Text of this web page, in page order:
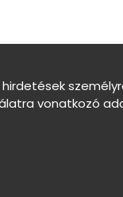
vonatkozó